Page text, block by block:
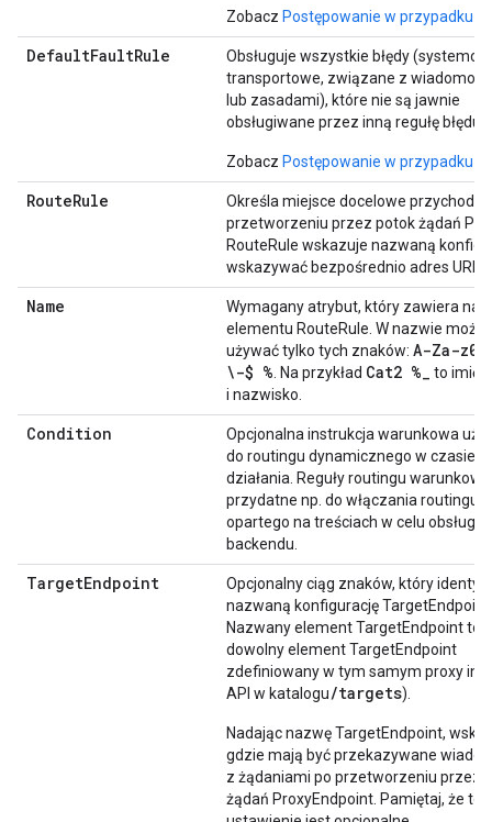
Zobacz Postępowanie w przypadku
DefaultFaultRule
Obsługuje wszystkie błędy
transportowe, związane z
lub zasadami), które nie są jawnie
obsługiwane przez inną regułę błędu.
Zobacz Postępowanie w przypadku
RouteRule
Określa miejsce docelowe
przetworzeniu przez potok żądań
RouteRule wskazuje nazwaną
wskazywać bezpośrednio adres URL.
Name
Wymagany atrybut, który zawiera
elementu RouteRule. W nazwie
używać tylko tych znaków: A-Za-z0-
\-$ %. Na przykład Cat2 %_ to imię
i nazwisko.
Condition
Opcjonalna instrukcja warunkowa
do routingu dynamicznego w czasie
działania. Reguły routingu
przydatne np. do włączania routingu
opartego na treściach w celu obsługi
backendu.
TargetEndpoint
Opcjonalny ciąg znaków, który
nazwaną konfigurację TargetEndpoint.
Nazwany element TargetEndpoint to
dowolny element TargetEndpoint
zdefiniowany w tym samym proxy
API w katalogu/targets).
Nadając nazwę TargetEndpoint,
gdzie mają być przekazywane
z żądaniami po przetworzeniu przez
żądań ProxyEndpoint. Pamiętaj, że to